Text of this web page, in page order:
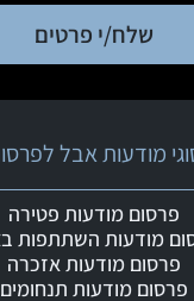
שלח/י פרטים
מודעות אבל
פרסום מודעות פטירה
מודעות השתתפות
פרסום מודעות אזכרה
פרסום מודעות תנחומים